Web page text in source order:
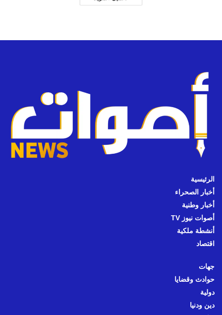
الرئيسية
أخبار الصحراء
أخبار وطنية
أصوات نيوز TV
أنشطة ملكية
اقتصاد
جهات
حوادث وقضايا
دولية
دين ودنيا